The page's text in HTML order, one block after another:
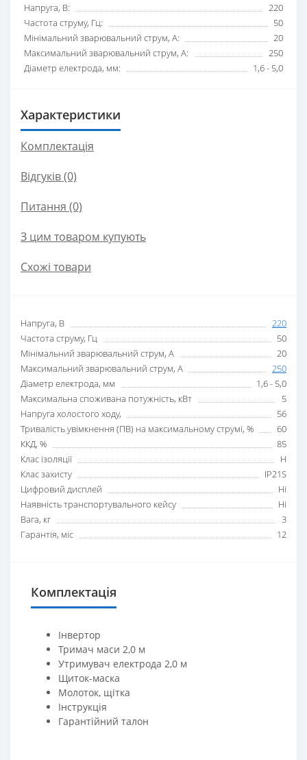
Напруга, В:
220
Частота струму, Гц:
50
Мінімальний зварювальний струм, А:
20
Максимальний зварювальний струм, А:
250
Діаметр електрода, мм:
1,6 - 5,0
Характеристики
Комплектація
Відгуків (0)
Питання (0)
З цим товаром купують
Схожі товари
Напруга, В
220
Частота струму, Гц
50
Мінімальний зварювальний струм, А
20
Максимальний зварювальний струм, А
250
Діаметр електрода, мм
1,6 - 5,0
Максимальна споживана потужність, кВт
5
Напруга холостого ходу,
56
Тривалість увімкнення (ПВ) на максимальному струмі, %
60
ККД, %
85
Клас ізоляції
H
Клас захисту
IP21S
Цифровий дисплей
Ні
Наявність транспортувального кейсу
Ні
Вага, кг
3
Гарантія, міс
12
Комплектація
Інвертор
Тримач маси 2,0 м
Утримувач електрода 2,0 м
Щиток-маска
Молоток, щітка
Інструкція
Гарантійний талон